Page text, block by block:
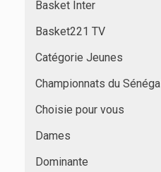
Basket Inter
Basket221 TV
Catégorie Jeunes
Championnats du Sénégal
Choisie pour vous
Dames
Dominante